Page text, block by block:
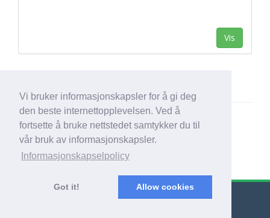
Vi bruker informasjonskapsler for å gi deg
den beste internettopplevelsen. Ved å
fortsette å bruke nettstedet samtykker du til
vår bruk av informasjonskapsler.
Informasjonskapselpolicy
Got it! Allow cookies
Vis
© Export Worldwide 2026